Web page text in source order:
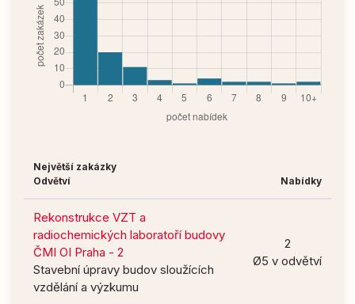
Největší zakázky
Odvětví
Nabídky
Rekonstrukce VZT a
radiochemických laboratoří budovy
ČMI OI Praha - 2
Stavební úpravy budov sloužících
vzdělání a výzkumu
2
Ø5 v odvětví